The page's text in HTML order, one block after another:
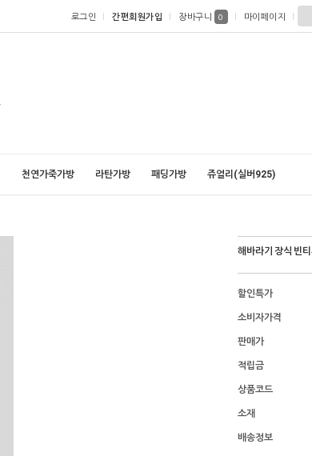
로그인 간편회원가입 장바구니 0 마이페이지
천연가죽가방 라탄가방 패딩가방 쥬얼리(실버925)
해바라기 장식 빈
할인특가
소비자가격
판매가
적립금
상품코드
소재
배송정보